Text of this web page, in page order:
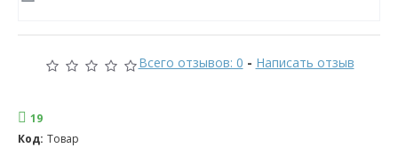
Всего отзывов: 0 - Написать отзыв
19
Код: Товар